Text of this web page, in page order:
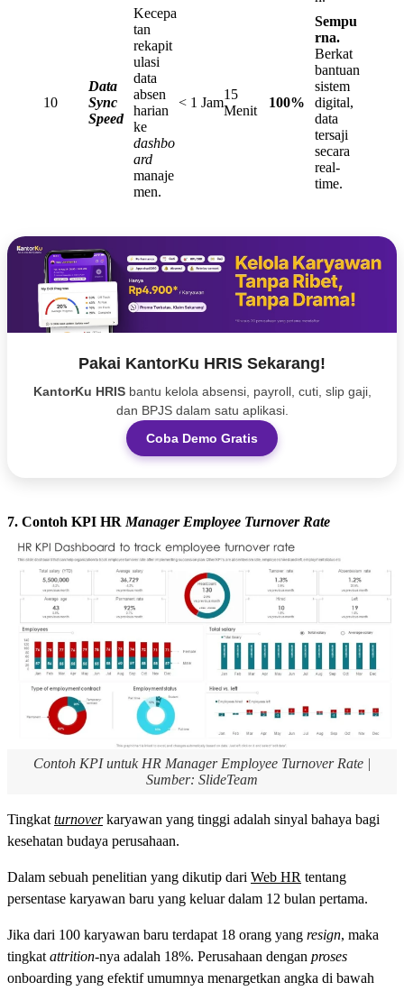
10
Data
Sync
Speed
Kecepa
tan
rekapit
ulasi
data
absen
harian
ke
dashbo
ard
manaje
men.
< 1 Jam
15
Menit
100%
Sempu
rna.
Berkat
bantuan
sistem
digital,
data
tersaji
secara
real-
time.
Pakai KantorKu HRIS Sekarang!
KantorKu HRISbantu kelola absensi, payroll, cuti, slip gaji,
dan BPJS dalam satu aplikasi.
Coba Demo Gratis
7. Contoh KPI HR Manager Employee Turnover Rate
Contoh KPI untuk HR Manager Employee Turnover Rate |
Sumber: SlideTeam
Tingkat turnoverkaryawan yang tinggi adalah sinyal bahaya bagi
kesehatan budaya perusahaan.
Dalam sebuah penelitian yang dikutip dari Web HR tentang
persentase karyawan baru yang keluar dalam 12 bulan pertama.
Jika dari 100 karyawan baru terdapat 18 orang yang resign, maka
tingkat attrition-nya adalah 18%. Perusahaan dengan proses
onboarding yang efektif umumnya menargetkan angka di bawah